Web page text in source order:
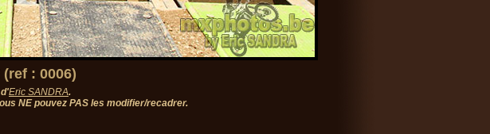
: 0006)
Eric SANDRA.
NE pouvez PAS les modifier/recadrer.